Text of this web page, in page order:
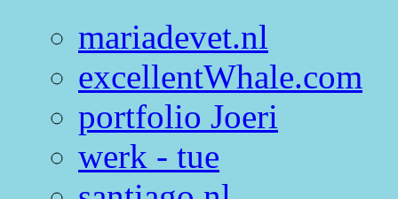
mariadevet.nl
excellentWhale.com
portfolio Joeri
werk - tue